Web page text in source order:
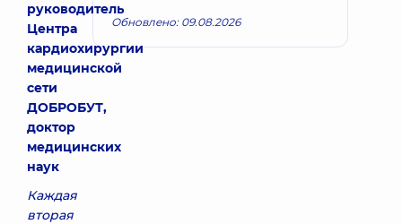
руководитель
Центра
кардиохирургии
медицинской
сети
ДОБРОБУТ,
доктор
медицинских
наук
Каждая
вторая
Обновлено: 09.08.2026